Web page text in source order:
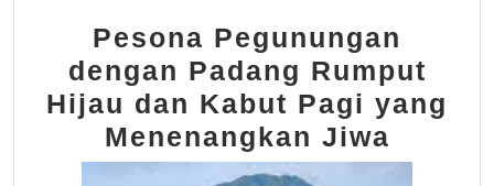
Pesona Pegunungan
dengan Padang Rumput
Hijau dan Kabut Pagi yang
Menenangkan Jiwa